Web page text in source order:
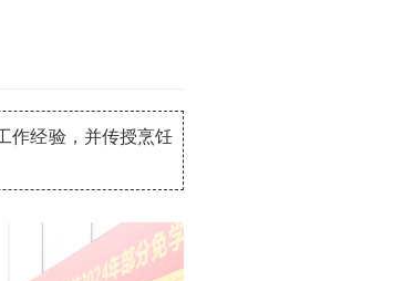
作经验，并传授烹饪